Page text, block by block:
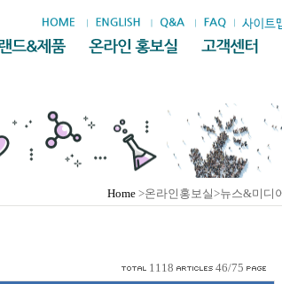
Home >온라인홍보실>뉴스&미디
1118
46/75